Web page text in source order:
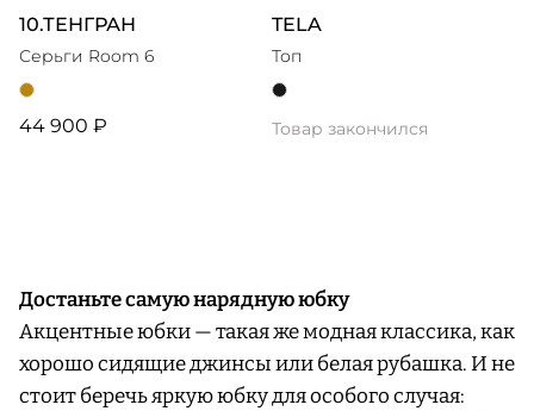
10.ТЕНГРАН
Серьги Room 6
44 900 ₽
TELA
Топ
Товар закончился
Достаньте самую нарядную юбку
Акцентные юбки — такая же модная классика, как
хорошо сидящие джинсы или белая рубашка. И не
стоит беречь яркую юбку для особого случая: